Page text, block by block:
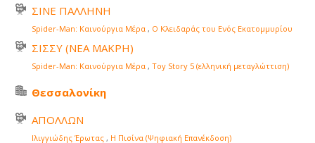
ΣΙΝΕ ΠΑΛΛΗΝΗ
Spider-Man: Καινούργια Μέρα , Ο Κλειδαράς του Ενός Εκατομμυρίου
ΣΙΣΣΥ (ΝΕΑ ΜΑΚΡΗ)
Spider-Man: Καινούργια Μέρα , Toy Story 5 (ελληνική μεταγλώττιση)
Θεσσαλονίκη
ΑΠΟΛΛΩΝ
Ιλιγγιώδης Έρωτας , Η Πισίνα (Ψηφιακή Επανέκδοση)